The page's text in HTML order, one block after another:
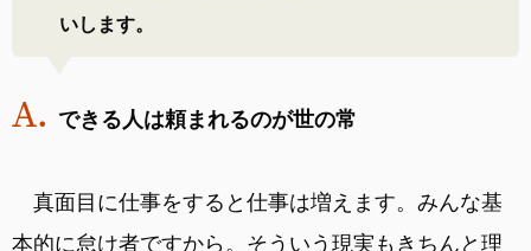
いします。
できる人は頼まれるのが世の常
真面目に仕事をすると仕事は増えます。みんな基
本的に怠け者ですから。そういう現実もきちんと理